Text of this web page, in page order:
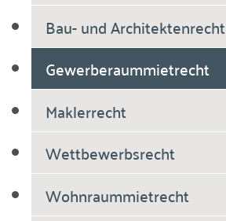
Bau- und Architektenrecht
Gewerberaummietrecht
Maklerrecht
Wettbewerbsrecht
Wohnraummietrecht